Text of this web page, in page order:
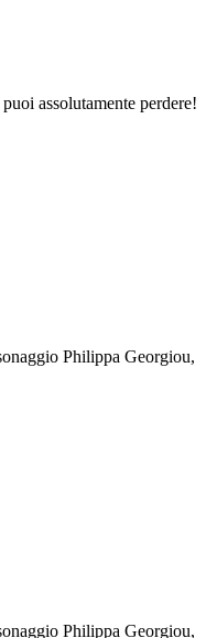
assolutamente perdere!
Philippa Georgiou,
Philippa Georgiou,